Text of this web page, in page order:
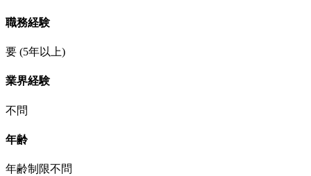
職務経験
要 (5年以上)
業界経験
不問
年齢
年齢制限不問